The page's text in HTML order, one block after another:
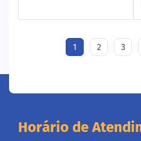
1 2 3
Horário de